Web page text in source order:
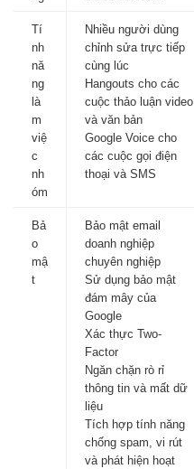
Tí
nh
nă
ng
là
m
việ
c
nh
óm
Nhiều người dùng
chỉnh sửa trực tiếp
cùng lúc
Hangouts cho các
cuộc thảo luận video
và văn bản
Google Voice cho
các cuộc gọi điện
thoại và SMS
Bả
o
mậ
t
Bảo mật email
doanh nghiệp
chuyên nghiệp
Sử dụng bảo mật
đám mây của
Google
Xác thực Two-
Factor
Ngăn chặn rò rỉ
thông tin và mất dữ
liệu
Tích hợp tính năng
chống spam, vi rút
và phát hiện hoạt